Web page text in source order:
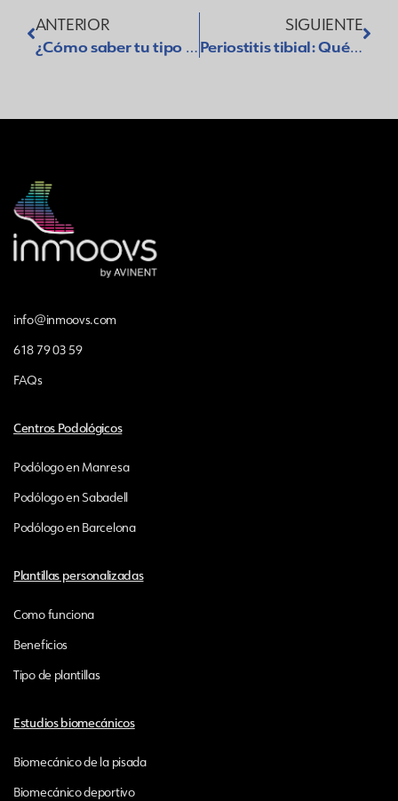
ANTERIOR
¿Cómo saber tu tipo de pisada? Pronadora, Supinadora o Neutra
SIGUIENTE
Periostitis tibial: Qué es, síntomas y tratamiento
info@inmoovs.com
618 79 03 59
FAQs
Centros Podológicos
Podólogo en Manresa
Podólogo en Sabadell
Podólogo en Barcelona
Plantillas personalizadas
Como funciona
Beneficios
Tipo de plantillas
Estudios biomecánicos
Biomecánico de la pisada
Biomecánico deportivo